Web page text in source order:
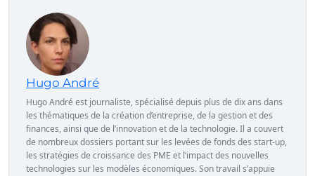
Hugo André
Hugo André est journaliste, spécialisé depuis plus de dix ans dans
les thématiques de la création d’entreprise, de la gestion et des
finances, ainsi que de l’innovation et de la technologie. Il a couvert
de nombreux dossiers portant sur les levées de fonds des start-up,
les stratégies de croissance des PME et l’impact des nouvelles
technologies sur les modèles économiques. Son travail s’appuie